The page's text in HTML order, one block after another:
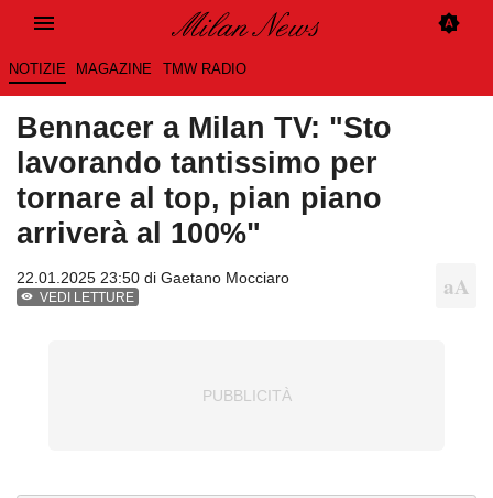
NOTIZIE MAGAZINE TMW RADIO
Bennacer a Milan TV: "Sto
lavorando tantissimo per
tornare al top, pian piano
arriverà al 100%"
22.01.2025 23:50 di Gaetano Mocciaro
VEDI LETTURE